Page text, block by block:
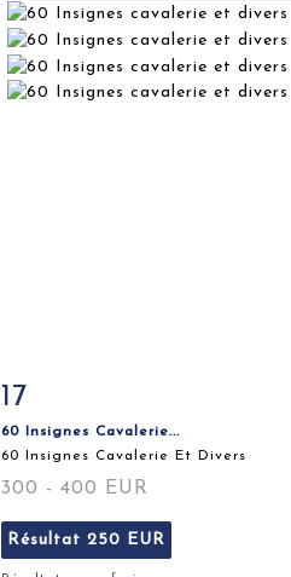
Fiche détaillée
17
60 Insignes Cavalerie...
60 Insignes Cavalerie Et Divers
300 - 400 EUR
Résultat 250 EUR